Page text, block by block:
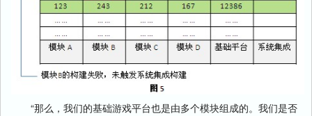
“那么，我们的基础游戏平台也是由多个模块组成的。我们是否